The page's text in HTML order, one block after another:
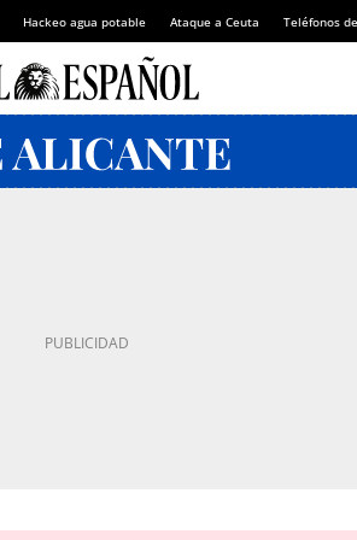
Hackeo agua potable Ataque a Ceuta Teléfonos